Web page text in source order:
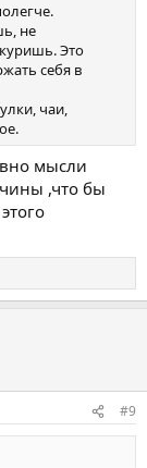
не
Это
себя в
чаи,
мысли
,что бы
#9